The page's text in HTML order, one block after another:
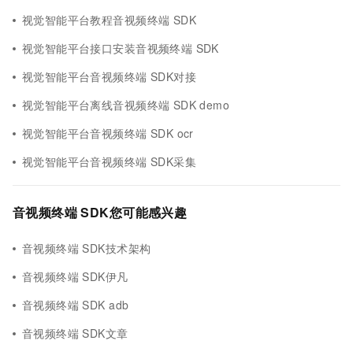
视觉智能平台教程音视频终端 SDK
视觉智能平台接口安装音视频终端 SDK
视觉智能平台音视频终端 SDK对接
视觉智能平台离线音视频终端 SDK demo
视觉智能平台音视频终端 SDK ocr
视觉智能平台音视频终端 SDK采集
音视频终端 SDK您可能感兴趣
音视频终端 SDK技术架构
音视频终端 SDK伊凡
音视频终端 SDK adb
音视频终端 SDK文章